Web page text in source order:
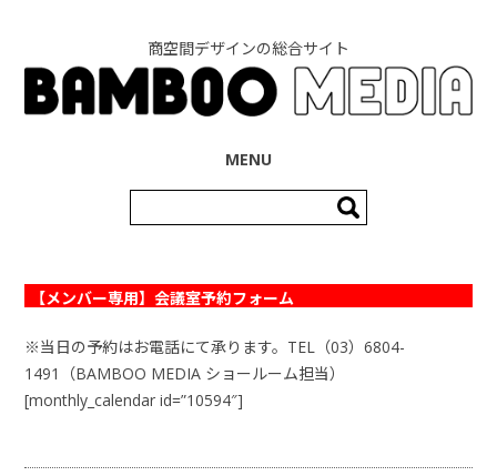
商空間デザインの総合サイト
MENU
索:
【メンバー専用】会議室予約フォーム
※当日の予約はお電話にて承ります。TEL（03）6804-
1491（BAMBOO MEDIA ショールーム担当）
[monthly_calendar id=”10594″]